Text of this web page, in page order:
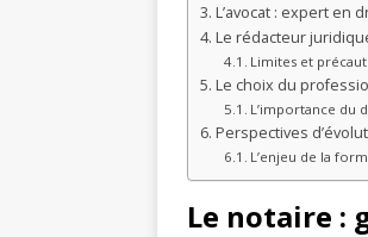
L’avocat : expert en
Le rédacteur
Limites et
Le choix du
L’importance du
Perspectives
L’enjeu de la
Le notaire :